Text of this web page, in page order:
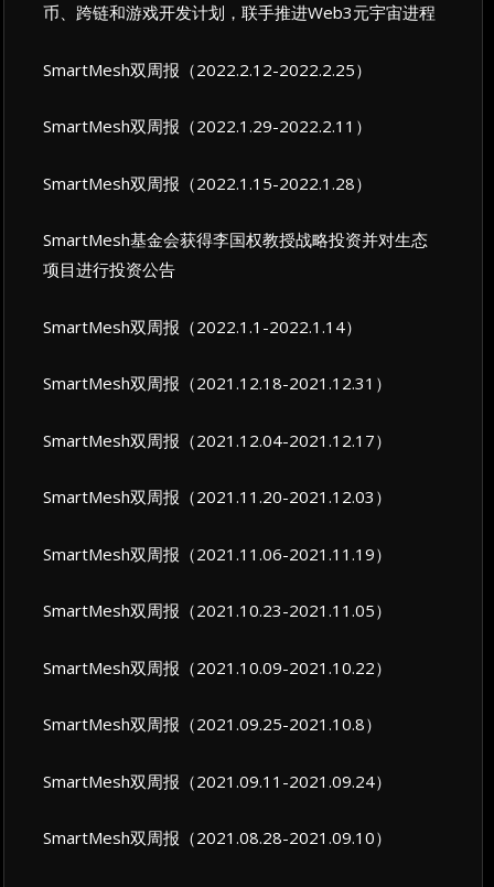
币、跨链和游戏开发计划，联手推进Web3元宇宙进程
SmartMesh双周报（2022.2.12-2022.2.25）
SmartMesh双周报（2022.1.29-2022.2.11）
SmartMesh双周报（2022.1.15-2022.1.28）
SmartMesh基金会获得李国权教授战略投资并对生态
项目进行投资公告
SmartMesh双周报（2022.1.1-2022.1.14）
SmartMesh双周报（2021.12.18-2021.12.31）
SmartMesh双周报（2021.12.04-2021.12.17）
SmartMesh双周报（2021.11.20-2021.12.03）
SmartMesh双周报（2021.11.06-2021.11.19）
SmartMesh双周报（2021.10.23-2021.11.05）
SmartMesh双周报（2021.10.09-2021.10.22）
SmartMesh双周报（2021.09.25-2021.10.8）
SmartMesh双周报（2021.09.11-2021.09.24）
SmartMesh双周报（2021.08.28-2021.09.10）